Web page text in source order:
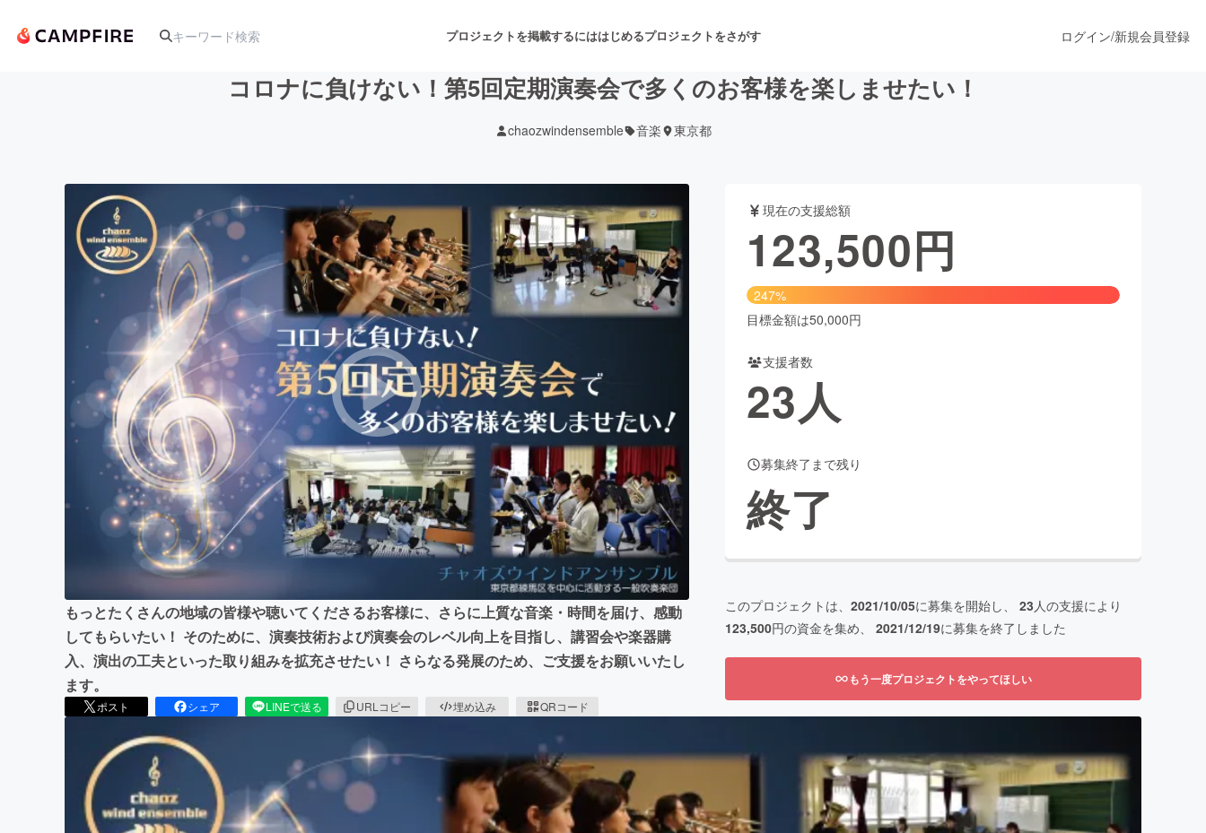
プロジェクトを掲載するにははじめるプロジェクトをさがす
アート・写真 舞台・パフォーマンス
テクノロジー・ガジェット ゲーム・サービス開発 フード・飲食店 ファッション
映像・映画 書籍・雑誌出版 アニメ・漫画
ビジネス・起業 チャレンジ ビューティー・ヘルスケア
まちづくり・地域活性化
CAMPFIRE for Social Good CAMPFIRE Creation
CAMPFIREふるさと納税machi-yaコミュニティ
ログイン/新規会員登録
コロナに負けない！第5回定期演奏会で多くのお客様を楽しませたい！
chaozwindensemble 音楽 東京都
もっとたくさんの地域の皆様や聴いてくださるお客様に、さらに上質な音楽・時間を届け、感動
してもらいたい！ そのために、演奏技術および演奏会のレベル向上を目指し、講習会や楽器購
入、演出の工夫といった取り組みを拡充させたい！ さらなる発展のため、ご支援をお願いいたし
ます。
ポスト シェア LINEで送る URLコピー 埋め込み QRコード
現在の支援総額
123,500円
247%
目標金額は50,000円
支援者数
23人
募集終了まで残り
終了
このプロジェクトは、 2021/10/05に募集を開始し、 23人の支援により
123,500円の資金を集め、 2021/12/19に募集を終了しました
もう一度プロジェクトをやってほしい